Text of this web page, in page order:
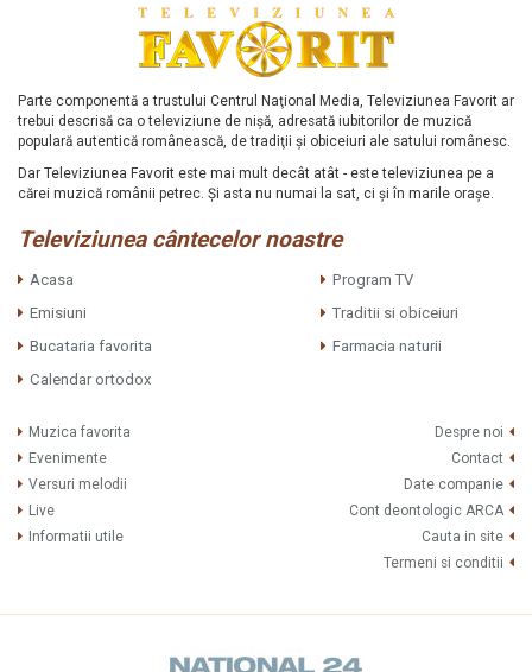
Parte componentă a trustului Centrul Naţional Media, Televiziunea Favorit ar
trebui descrisă ca o televiziune de nişă, adresată iubitorilor de muzică
populară autentică românească, de tradiţii şi obiceiuri ale satului românesc.
Dar Televiziunea Favorit este mai mult decât atât - este televiziunea pe a
cărei muzică românii petrec. Şi asta nu numai la sat, ci şi în marile oraşe.
Televiziunea cântecelor noastre
Acasa
Program TV
Emisiuni
Traditii si obiceiuri
Bucataria favorita
Farmacia naturii
Calendar ortodox
Muzica favorita
Evenimente
Versuri melodii
Live
Informatii utile
Despre noi
Contact
Date companie
Cont deontologic ARCA
Cauta in site
Termeni si conditii